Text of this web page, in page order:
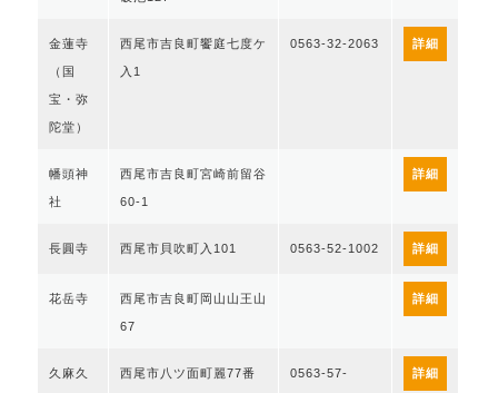
金蓮寺
（国
宝・弥
陀堂）
西尾市吉良町饗庭七度ケ
入1
0563-32-2063 詳細
幡頭神
社
西尾市吉良町宮崎前留谷
60-1
詳細
長圓寺 西尾市貝吹町入101 0563-52-1002 詳細
花岳寺 西尾市吉良町岡山山王山
67
詳細
久麻久 西尾市八ツ面町麗77番 0563-57- 詳細